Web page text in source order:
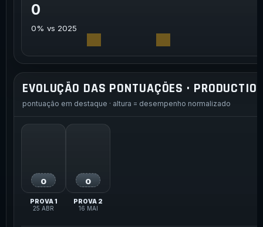
0
0% vs 2025
EVOLUÇÃO DAS PONTUAÇÕES ·
pontuação em destaque · altura = desempenho normalizado
0
PROVA 1
25 ABR
0
PROVA 2
16 MAI